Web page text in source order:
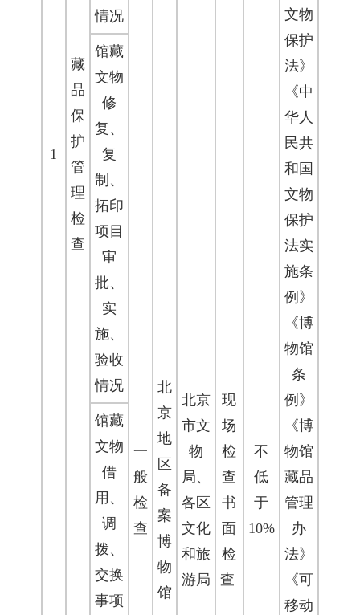
1
藏
品
保
护
管
理
检
查
一
般
检
查
北
京
地
区
备
案
博
物
馆
北京
市文
物
局、
各区
文化
和旅
游局
现
场
检
查
书
面
检
查
不
低
于
10%
文物
保护
法》
《中
华人
民共
和国
文物
保护
法实
施条
例》
《博
物馆
条
例》
《博
物馆
藏品
管理
办
法》
《可
移动
情况
馆藏
文物
修
复、
复
制、
拓印
项目
审
批、
实
施、
验收
情况
馆藏
文物
借
用、
调
拨、
交换
事项